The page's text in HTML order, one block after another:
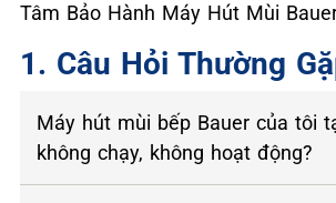
Tâm Bảo Hành Máy Hút Mùi
1. Câu Hỏi Thường
Máy hút mùi bếp Bauer của tôi
không chạy, không hoạt động?